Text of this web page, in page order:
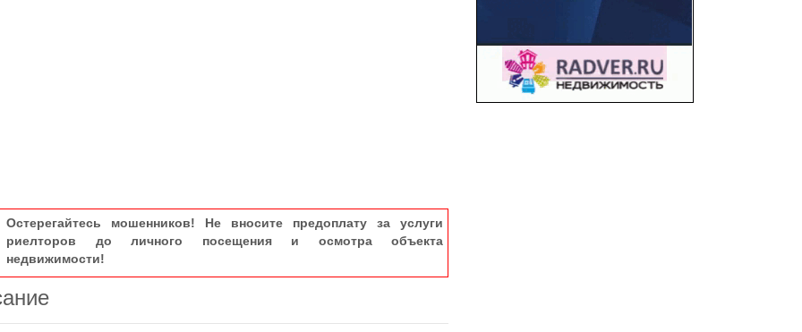
Остерегайтесь мошенников! Не вносите предоплату за услуги
риелторов до личного посещения и осмотра объекта
недвижимости!